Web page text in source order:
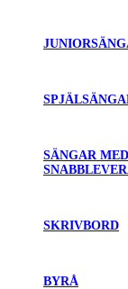
SÄNGAR MED
SKRIVBORD
BYRÅ